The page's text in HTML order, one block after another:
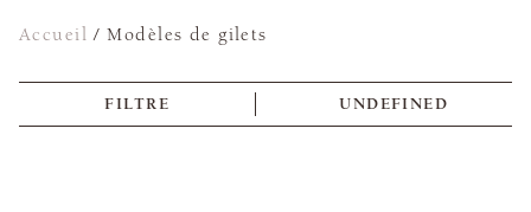
Accueil /Modèles de gilets
FILTRE UNDEFINED